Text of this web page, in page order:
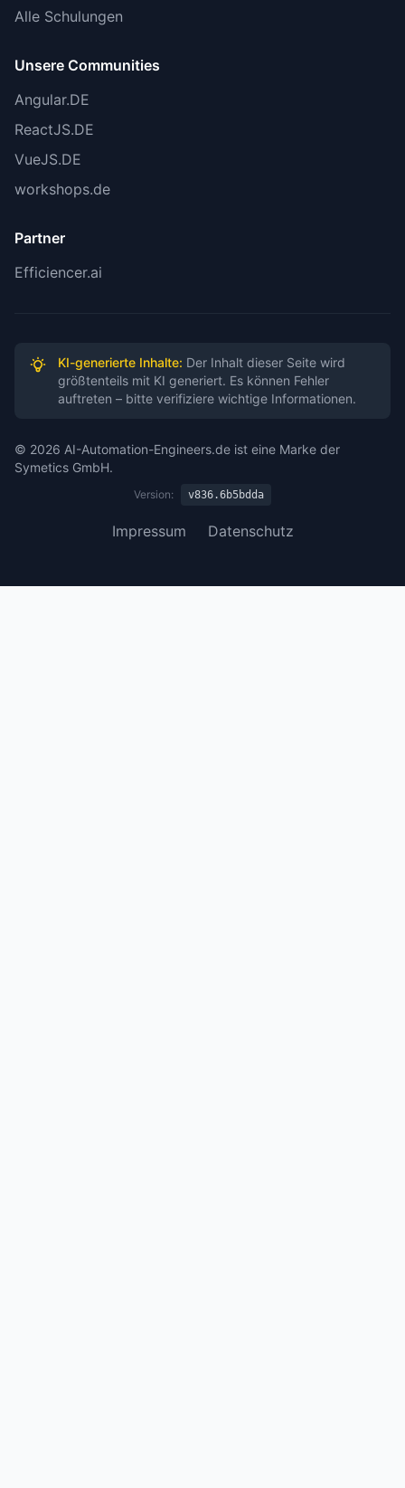
nachträglich validieren
📚 Security Audit Reports verlinken, sobald
diese veröffentlicht werden
Technical Review Agent
Verification Sources
Statement, PhoneArena
verifiziert, nur Zahlendetails angepasst)
Alle Schulungen
Unsere Communities
Angular.DE
ReactJS.DE
VueJS.DE
workshops.de
Partner
Efficiencer.ai
KI-generierte Inhalte: Der Inhalt dieser Seite wird
größtenteils mit KI generiert. Es können Fehler
auftreten – bitte verifiziere wichtige Informationen.
© 2026 AI-Automation-Engineers.de ist eine Marke der
Symetics GmbH.
Version: v836.6b5bdda
Impressum Datenschutz